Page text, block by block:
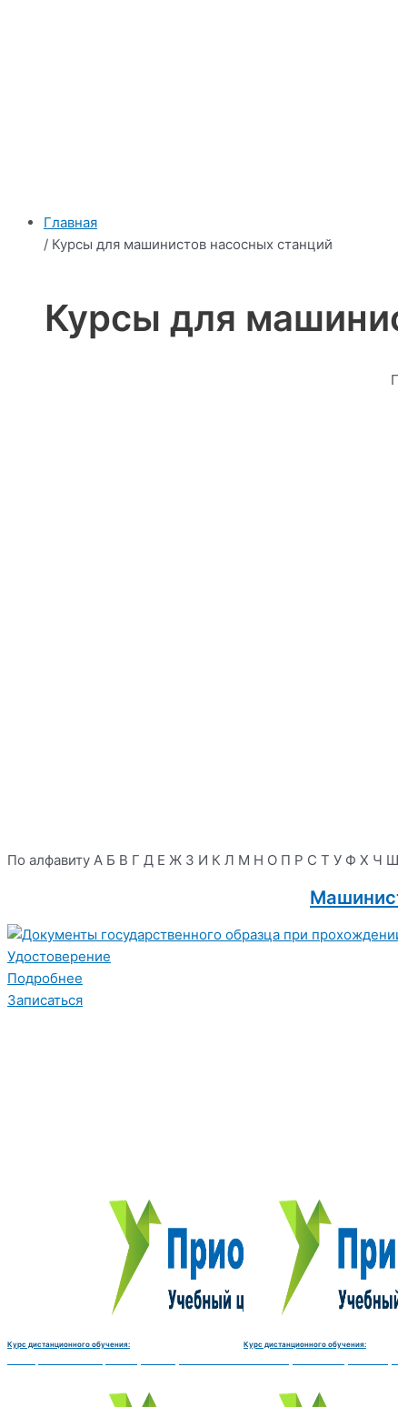
Главная
/ Курсы для машинистов насосных станций
Курсы для
По алфавиту А Б В Г Д Е Ж З И К Л М Н О П Р С Т У Ф Х Ч Ш
Удостоверение
Подробнее
Записаться
Курс дистанционного обучения: Курс дистанционного обучения: